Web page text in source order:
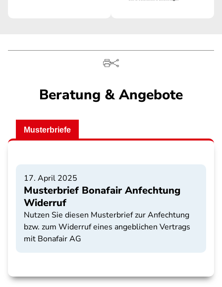
Beratung & Angebote
Musterbriefe
17. April 2025
Musterbrief Bonafair Anfechtung
Widerruf
Nutzen Sie diesen Musterbrief zur Anfechtung
bzw. zum Widerruf eines angeblichen Vertrags
mit Bonafair AG